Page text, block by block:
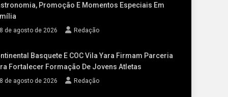
Promoção E Momentos Especiais Em
8 de agosto de 2026 Redação
Basquete E COC Vila Yara Firmam Parceria
Fortalecer Formação De Jovens Atletas
8 de agosto de 2026 Redação